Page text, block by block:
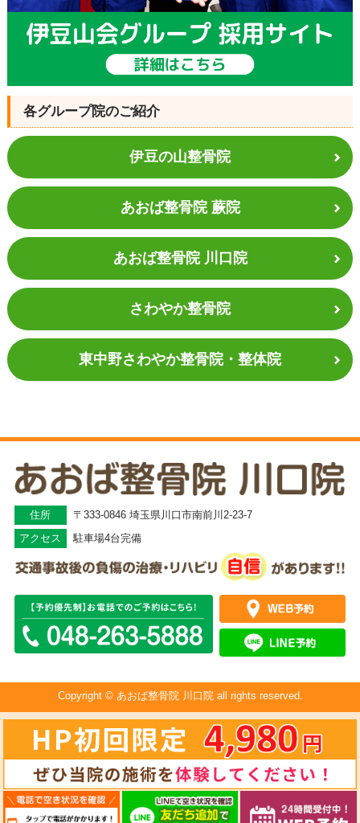
各グループ院のご紹介
伊豆の山整骨院
あおば整骨院 蕨院
あおば整骨院 川口院
さわやか整骨院
東中野さわやか整骨院・整体院
住所
〒333-0846 埼玉県川口市南前川2-23-7
アクセス
駐車場4台完備
Copyright © あおば整骨院 川口院 all rights reserved.